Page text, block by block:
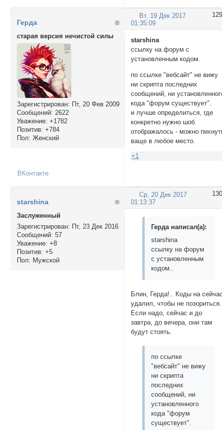
129
Вт, 19 Дек 2017
01:35:09
Герда
старая версия нечистой силы
Зарегистрирован: Пт, 20 Фев 2009
Сообщений: 2622
Уважение: +1782
Позитив: +784
Пол: Женский
starshina
ссылку на форум с
установленным кодом.
по ссылке "вебсайт" не вижу
ни скрипта последних
сообщений, ни
кода "форум существует".
и лучше определиться, где
конкретно нужно шоб
отображалось - можно
ваще в любое место.
+1
ВКонтакте
130
Ср, 20 Дек 2017
01:13:37
starshina
Заслуженный
Зарегистрирован: Пт, 23 Дек 2016
Сообщений: 57
Уважение: +8
Позитив: +5
Пол: Мужской
Герда написал(а):
starshina
ссылку на форум
с установленным
кодом..
Блин, Герда!.. Коды на
удалил, чтобы не позориться.
Если надо, сейчас и до
завтра, до вечера, они там
будут стоять.
по ссылке
"вебсайт" не вижу
ни скрипта
последних
сообщений, ни
установленного
кода "форум
существует".